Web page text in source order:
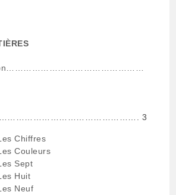
3
Chiffres
Couleurs
Sept
Huit
Neuf